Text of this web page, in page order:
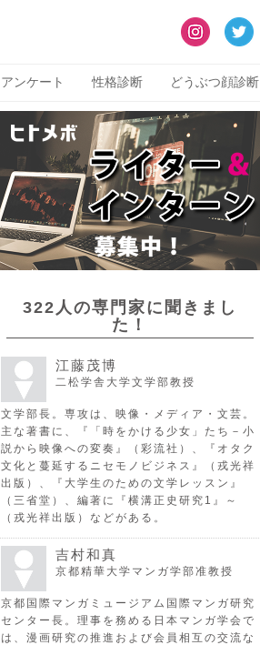
アンケート 性格診断 どうぶつ顔診断
322人の専門家に聞きまし
た！
江藤茂博
二松学舎大学文学部教授
文学部長。専攻は、映像・メディア・文芸。
主な著書に、『「時をかける少女」たち－小
説から映像への変奏』（彩流社）、『オタク
文化と蔓延するニセモノビジネス』（戎光祥
出版）、『大学生のための文学レッスン』
（三省堂）、編著に『横溝正史研究1』～
（戎光祥出版）などがある。
吉村和真
京都精華大学マンガ学部准教授
京都国際マンガミュージアム国際マンガ研究
センター長。理事を務める日本マンガ学会で
は、漫画研究の推進および会員相互の交流な